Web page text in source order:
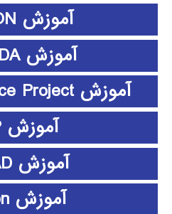
آموزش LUMION
آموزش MAXQDA
آموزش Microsoft Office Project
آموزش PHP
آموزش PSCAD
آموزش python